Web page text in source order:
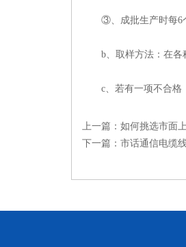
③、成批生产时每6
b、取样方法：在各
c、若有一项不合格，
上一篇： 如何挑选市面
下一篇： 市话通信电缆